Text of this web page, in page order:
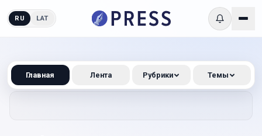
RU LAT
Главная Лента Рубрики Темы